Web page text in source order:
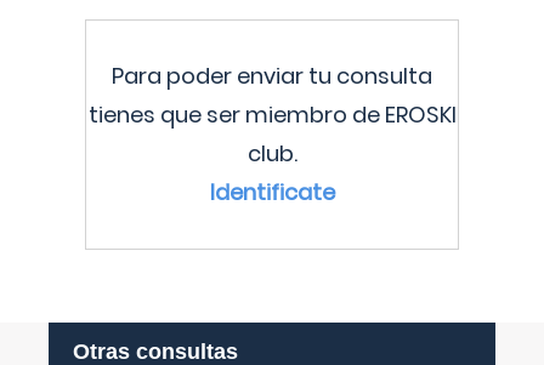
Para poder enviar tu consulta
tienes que ser miembro de EROSKI
club.
Identificate
Otras consultas